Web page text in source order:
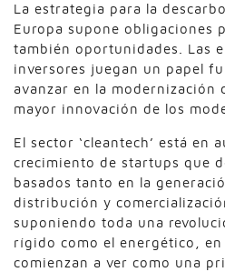
La estrategia para la
Europa supone obligaciones
también oportunidades. Las
inversores juegan un papel
avanzar en la modernización
mayor innovación de los
El sector ‘cleantech’ está en
crecimiento de startups que
basados tanto en la
distribución y
suponiendo toda una
rígido como el energético, en
comienzan a ver como una